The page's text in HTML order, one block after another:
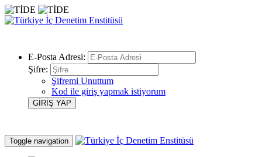
E-Posta Adresi:
Şifre:
Şifremi Unuttum
Kod ile giriş yapmak istiyorum
Toggle navigation